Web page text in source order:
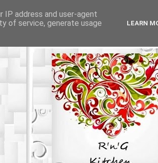
IP address and user-agent
of service, generate usage
LEARN